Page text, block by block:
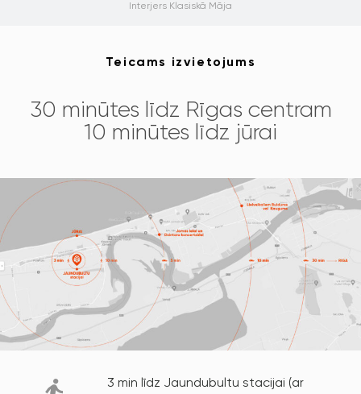
Interjers Klasiskā Māja
Teicams izvietojums
30 minūtes līdz Rīgas centram
10 minūtes līdz jūrai
3 min līdz Jaundubultu stacijai (ar